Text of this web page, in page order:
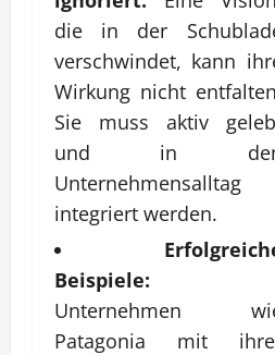
die in der
verschwindet, kann
Wirkung nicht
Sie muss aktiv
und in
Unternehmensalltag
integriert werden.
Beispiele:
Unternehmen
Patagonia mit